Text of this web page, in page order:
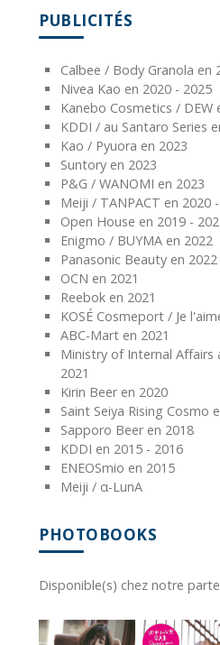
PUBLICITÉS
Calbee / Body Granola en
Nivea Kao en 2020 - 2025
Kanebo Cosmetics / DEW
KDDI / au Santaro Series
Kao / Pyuora en 2023
Suntory en 2023
P&G / WANOMI en 2023
Meiji / TANPACT en 2020
Open House en 2019 -
Enigmo / BUYMA en 2022
Panasonic Beauty en 2022
OCN en 2021
Reebok en 2021
KOSÉ Cosmeport / Je
ABC-Mart en 2021
Ministry of Internal Affairs
2021
Kirin Beer en 2020
Saint Seiya Rising Cosmo
Sapporo Beer en 2018
KDDI en 2015 - 2016
ENEOSmio en 2015
Meiji / α-LunA
PHOTOBOOKS
Disponible(s) chez notre